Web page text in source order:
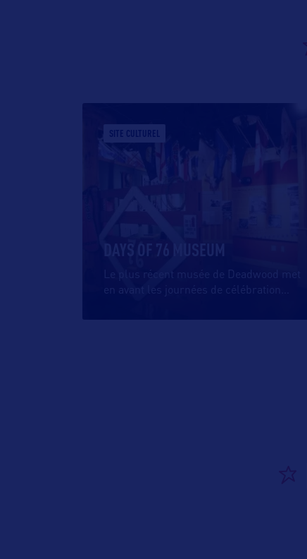
SITE CULTUREL
DAYS OF 76 MUSEUM
Le plus récent musée de Deadwood met
en avant les journées de célébration